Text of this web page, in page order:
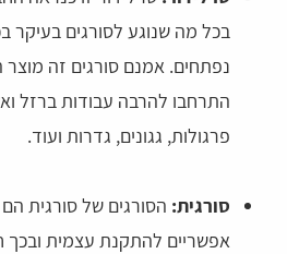
בכל מה שנוגע לסורגים בעיקר
נפתחים. אמנם סורגים זה
התרחבו להרבה עבודות ברזל
פרגולות, גגונים, גדרות ועוד.
סורגית: הסורגים של סורגית
אפשריים להתקנת עצמית